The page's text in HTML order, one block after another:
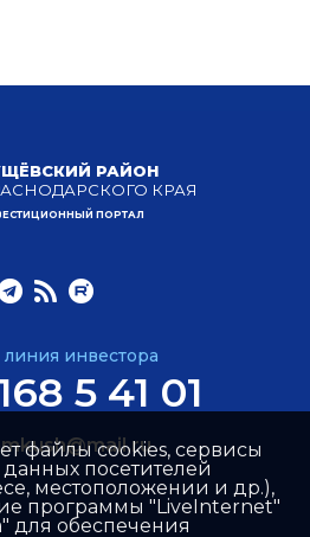
РАЙОН
КРАЯ
ПОРТАЛ
инвестора
5 41 01
файлы cookies, сервисы
посетителей
местоположении и др.),
программы "LiveInternet"
для обеспечения